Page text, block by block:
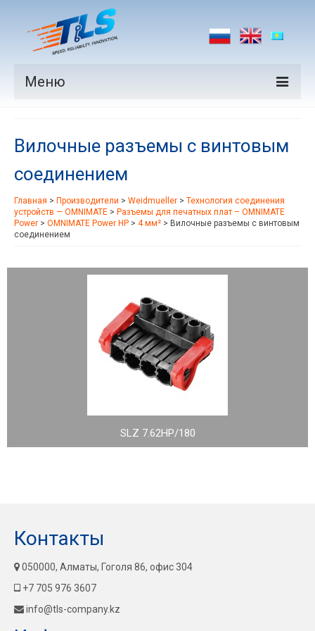
Меню
Производители
Рынки
Новости
Контакты
Вилочные разъемы с винтовым
соединением
Главная > Производители > Weidmueller > Технология соединения
устройств — OMNIMATE > Разъемы для печатных плат – OMNIMATE
Power > OMNIMATE Power HP > 4 мм² > Вилочные разъемы с винтовым
соединением
SLZ 7.62HP/180
Контакты
050000, Алматы, Гоголя 86, офис 304
+7 705 976 3607
info@tls-company.kz